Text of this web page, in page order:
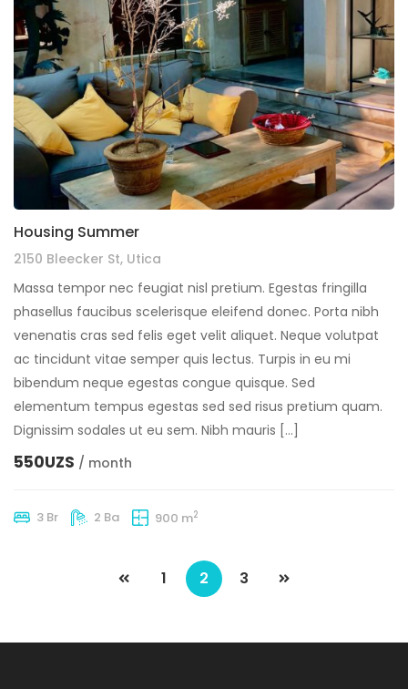
Housing Summer
2150 Bleecker St, Utica
Massa tempor nec feugiat nisl pretium. Egestas fringilla
phasellus faucibus scelerisque eleifend donec. Porta nibh
venenatis cras sed felis eget velit aliquet. Neque volutpat
ac tincidunt vitae semper quis lectus. Turpis in eu mi
bibendum neque egestas congue quisque. Sed
elementum tempus egestas sed sed risus pretium quam.
Dignissim sodales ut eu sem. Nibh mauris […]
550UZS / month
3 Br 2 Ba 900 m2
1 2 3